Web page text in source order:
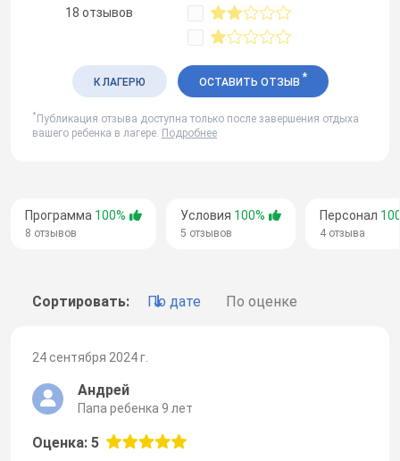
Программа 100%
8 отзывов
Условия 100%
5 отзывов
Персонал
4 отзыва
Сортировать: По дате По оценке
24 сентября 2024 г.
Андрей
Папа ребенка 9 лет
Оценка: 5
18 отзывов
К ЛАГЕРЮ ОСТАВИТЬ ОТЗЫВ *
* Публикация отзыва доступна только после завершения отдыха
вашего ребенка в лагере. Подробнее